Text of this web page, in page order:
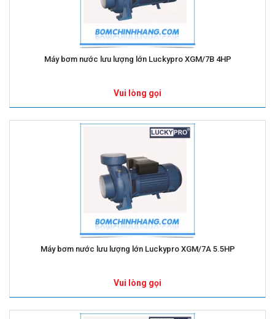
Máy bơm nước lưu lượng lớn Luckypro XGM/7B 4HP
Vui lòng gọi
Máy bơm nước lưu lượng lớn Luckypro XGM/7A 5.5HP
Vui lòng gọi